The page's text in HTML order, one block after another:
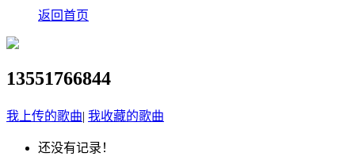
返回首页
13551766844
我上传的歌曲| 我收藏的歌曲
还没有记录！